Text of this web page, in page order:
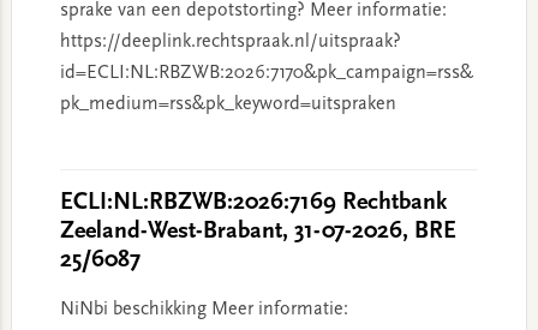
sprake van een depotstorting? Meer informatie:
https://deeplink.rechtspraak.nl/uitspraak?
id=ECLI:NL:RBZWB:2026:7170&pk_campaign=rss&
pk_medium=rss&pk_keyword=uitspraken
ECLI:NL:RBZWB:2026:7169 Rechtbank
Zeeland-West-Brabant, 31-07-2026, BRE
25/6087
NiNbi beschikking Meer informatie: